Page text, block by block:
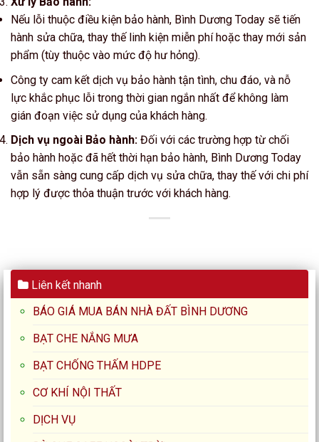
Nếu lỗi thuộc điều kiện bảo hành, Bình Dương Today sẽ tiến
hành sửa chữa, thay thế linh kiện miễn phí hoặc thay mới sản
phẩm (tùy thuộc vào mức độ hư hỏng).
Công ty cam kết dịch vụ bảo hành tận tình, chu đáo, và nỗ
lực khắc phục lỗi trong thời gian ngắn nhất để không làm
gián đoạn việc sử dụng của khách hàng.
Dịch vụ ngoài Bảo hành: Đối với các trường hợp từ chối
bảo hành hoặc đã hết thời hạn bảo hành, Bình Dương Today
vẫn sẵn sàng cung cấp dịch vụ sửa chữa, thay thế với chi phí
hợp lý được thỏa thuận trước với khách hàng.
Liên kết nhanh
BÁO GIÁ MUA BÁN NHÀ ĐẤT BÌNH DƯƠNG
BẠT CHE NẮNG MƯA
BẠT CHỐNG THẤM HDPE
CƠ KHÍ NỘI THẤT
DỊCH VỤ